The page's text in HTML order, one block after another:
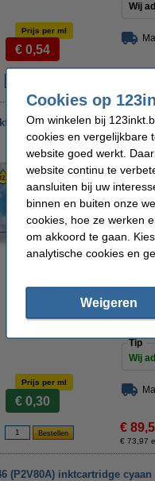
Wij
Prijs per ml
€ 0,54
huismerk vervangt HP 746
Inhoud:
Tip
Wij
Prijs per ml
€ 0,30
€
€ 73,97
(P2V80A) inktcartridge
Cookies op
Om winkelen bij
cookies en vergelijkbare
website goed werkt.
website continu te
aansluiten bij uw
binnen en buiten onze
cookies, hoe ze werken
om akkoord te gaan.
analytische cookies en
Weigeren